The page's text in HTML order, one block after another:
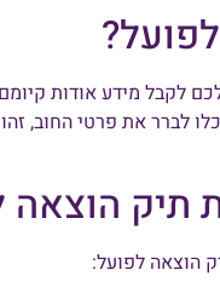
לקבל מידע אודות
לברר את פרטי החוב,
תיק הוצאה
הוצאה לפועל: